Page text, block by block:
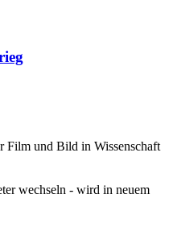
und Bild in Wissenschaft
wechseln - wird in neuem